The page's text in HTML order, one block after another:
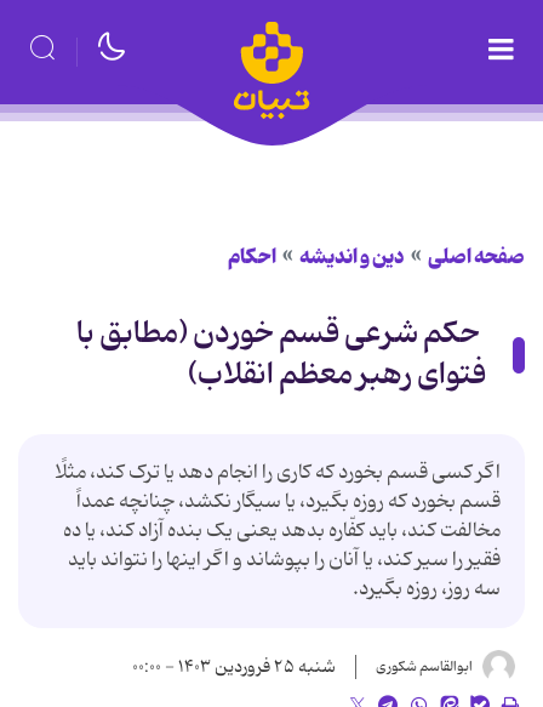
صفحه اصلی دین و اندیشه احکام
حکم شرعی قسم خوردن (مطابق با
فتوای رهبر معظم انقلاب)
اگر کسی قسم بخورد که کاری را انجام دهد یا ترک کند، مثلًا
قسم بخورد که روزه بگیرد، یا سیگار نکشد، چنانچه عمداً
مخالفت کند، باید کفّاره بدهد یعنی یک بنده آزاد کند، یا ده
فقیر را سیر کند، یا آنان را بپوشاند و اگر اینها را نتواند باید
سه روز، روزه بگیرد.
ابوالقاسم شکوری شنبه ۲۵ فروردین ۱۴۰۳ - ۰۰:۰۰